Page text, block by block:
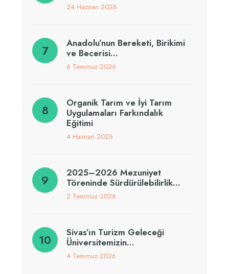
24 Haziran 2026
Anadolu’nun Bereketi, Birikimi
ve Becerisi…
6 Temmuz 2026
Organik Tarım ve İyi Tarım
Uygulamaları Farkındalık
Eğitimi
4 Haziran 2026
2025–2026 Mezuniyet
Töreninde Sürdürülebilirlik…
2 Temmuz 2026
Sivas’ın Turizm Geleceği
Üniversitemizin…
4 Temmuz 2026